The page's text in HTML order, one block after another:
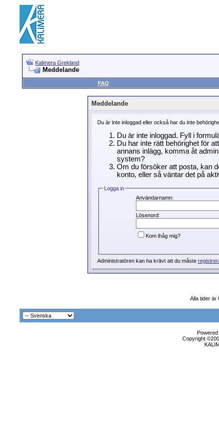
Kalimera Grekland
Meddelande
FAQ
Meddelande
Du är inte inloggad eller också har du inte
Du är inte inloggad. Fyll i
Du har inte rätt behörighet för
annans inlägg, komma åt
system?
Om du försöker att posta, kan
konto, eller så väntar det på
Logga in
Användarnamn:
Lösenord:
Kom ihåg mig?
Administratören kan ha krävt att du måste
Alla tider är
Copyright